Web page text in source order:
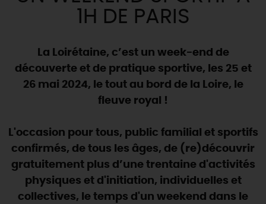
LES INCONTOURNABLES MADE IN LOIRET
INSOLITES
NATURE
VILLES & VILLAGES
TOUTES LES VISITES
EN MODECIRCUITS& BALADES
TOUS ÀL'EAU !
EN MODENATURE & AVENTURE
...ETAUSSI
TOUTES LES ACTIVITÉS
Où manger
Maîtresrestaurateurs
Nosmarchés
Artistes et Artisans d'Art
Visitesgourmandes et
créatives
Vins etvignobles
Chic, une aire de pique-nique
Par ici lesguinguettes
Que rapporter du Loiret ?
A NE PASRATER
Téléchargez le Guide de l'été 2026 🤽🌞
Des vacances auprès des animaux 🐎
(re)Découvrir les coulisses de la Faïencerie de
Gien !
Expérimenter les parcours Baludik
TOURISME &HANDICAP
SE DÉPLACER
INFOS & SERVICES
RÉSERVERMAINTENANT
1H DE PARIS
La Loirétaine, c’est un week-end de
découverte et de pratique sportive, les 25 et
26 mai 2024, le tout au bord de la Loire, le
fleuve royal !
L'occasion pour tous, public familial et sportifs
confirmés, de tous les âges, de (re)découvrir
gratuitement plus d’une trentaine d'activités
physiques et d'initiation, individuelles et
collectives, le temps d'un weekend dans le